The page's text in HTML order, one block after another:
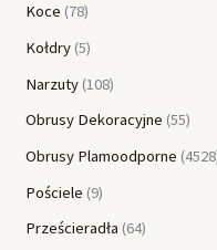
Koce 78
Kołdry 5
Narzuty 108
Obrusy Dekoracyjne 55
Obrusy Plamoodporne 4528
Pościele 9
Prześcieradła 64